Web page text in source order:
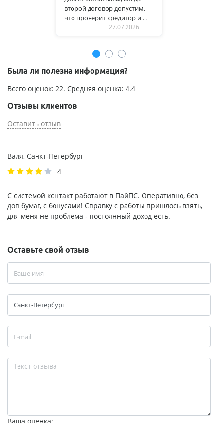
второй договор допустим,
что проверит кредитор и ...
27.07.2026
Была ли полезна информация?
Всего оценок: 22. Средняя оценка: 4.4
Отзывы клиентов
Оставить отзыв
Валя, Санкт-Петербург
4
С системой контакт работают в ПайПС. Оперативно, без
доп бумаг, с бонусами! Справку с работы пришлось взять,
для меня не проблема - постоянный доход есть.
Оставьте свой отзыв
Ваша оценка: